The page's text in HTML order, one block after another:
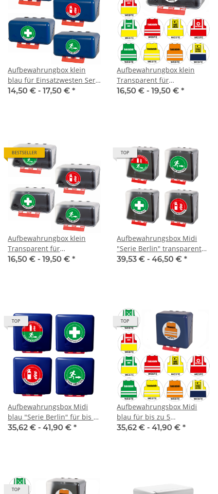
Aufbewahrungbox klein
blau für Einsatzwesten Serie
Berlin
14,50 € - 17,50 € *
Aufbewahrungbox klein
Transparent für
Einsatzwesten
16,50 € - 19,50 € *
BESTSELLER
Aufbewahrungbox klein
Transparent für
Einsatzwesten Serie BERLIN
16,50 € - 19,50 € *
TOP
Aufbewahrungsbox Midi
"Serie Berlin" transparent
für bis zu 5 Warnwesten
39,53 € - 46,50 € *
TOP
Aufbewahrungsbox Midi
blau "Serie Berlin" für bis zu
5 Warnwesten
35,62 € - 41,90 € *
TOP
Aufbewahrungsbox Midi
blau für bis zu 5
Warnwesten
35,62 € - 41,90 € *
TOP